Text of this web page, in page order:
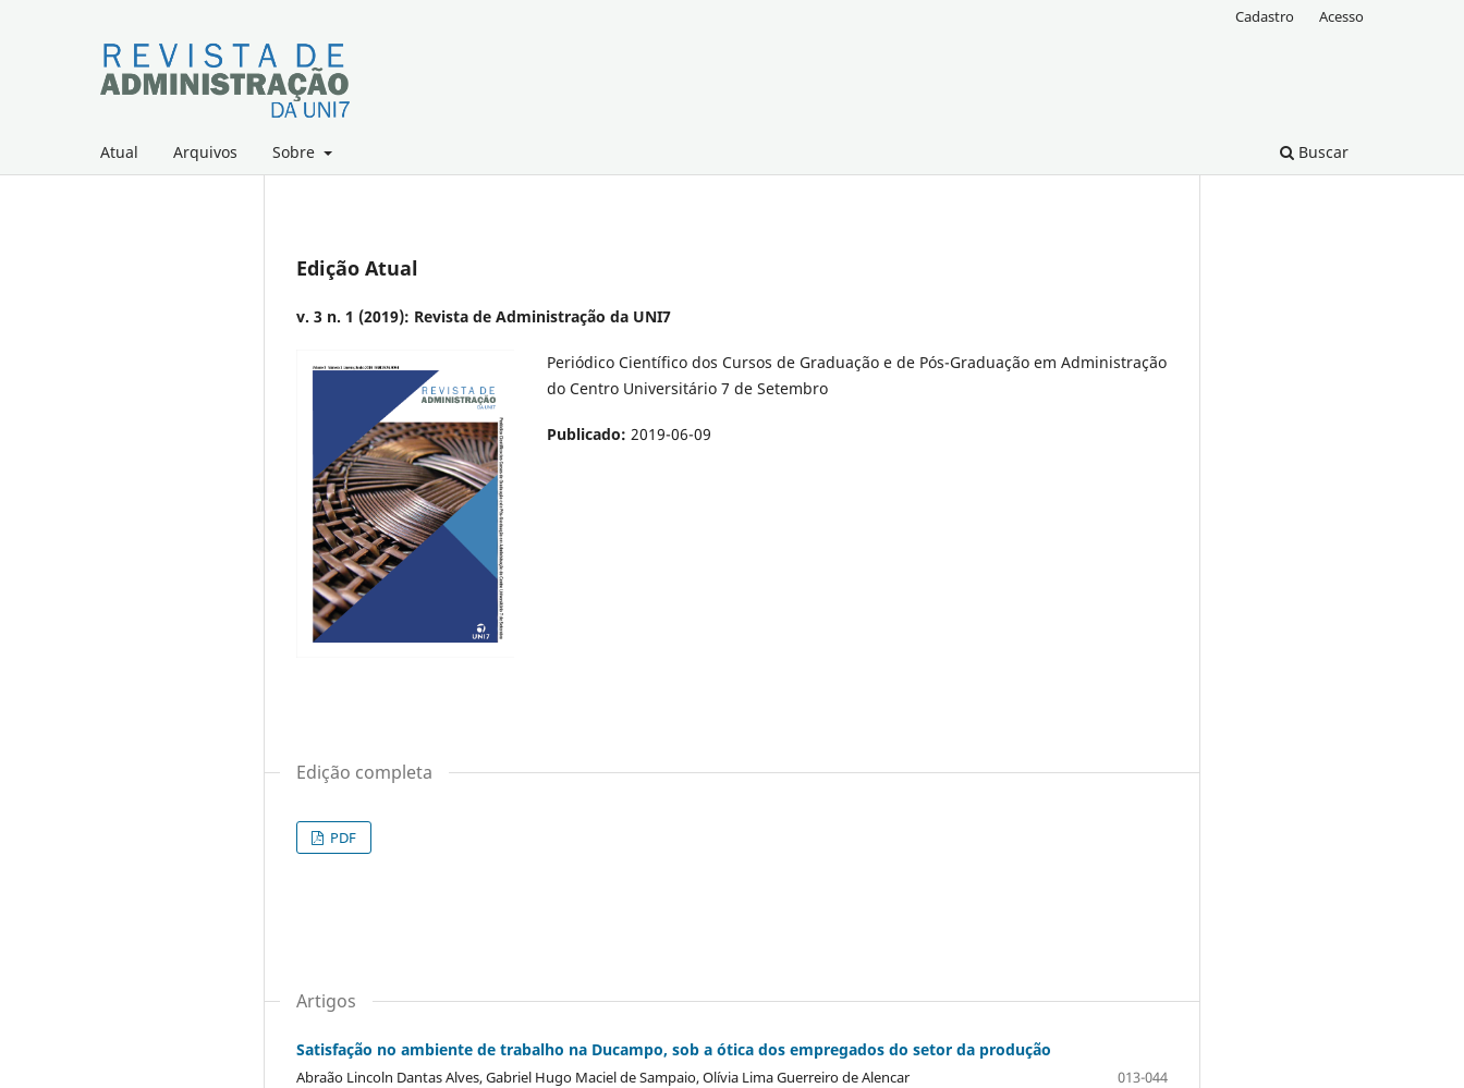
Atual Arquivos Sobre Buscar
Cadastro Acesso
Edição Atual
v. 3 n. 1 (2019): Revista de Administração da UNI7
Periódico Científico dos Cursos de Graduação e de Pós-Graduação em Administração
do Centro Universitário 7 de Setembro
Publicado: 2019-06-09
Edição completa
PDF
Artigos
Satisfação no ambiente de trabalho na Ducampo, sob a ótica dos empregados do setor da produção
Abraão Lincoln Dantas Alves, Gabriel Hugo Maciel de Sampaio, Olívia Lima Guerreiro de Alencar
013-044